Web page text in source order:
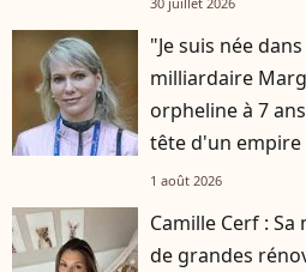
"Je suis née
milliardaire
orpheline à 7
tête d'un empire
1 août 2026
Camille Cerf :
de grandes